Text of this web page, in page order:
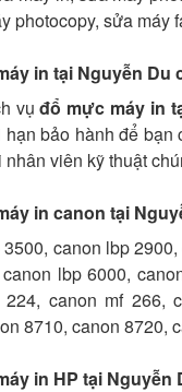
photocopy, sửa máy
in tại Nguyễn Du
vụđổ mực máy in
hạn bảo hành để
nhân viên kỹ thuật
in canon tại
canon lbp
lbp 6000,
canon mf 266,
8710, canon 8720,
in HP tại Nguyễn